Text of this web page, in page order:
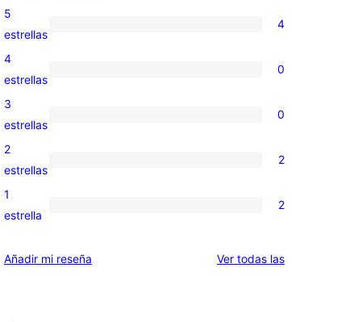
4
valoraciones
de
5
estrellas
4
0
valoraciones
de
4
estrellas
0
0
valoraciones
de
3
estrellas
0
2
valoraciones
de
estrellas
2
estrellas
2
2
de
1
estrella
2
Añadir mi reseña Ver todas lasvaloraciones